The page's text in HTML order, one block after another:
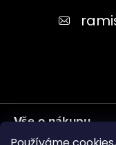
Vše o nákupu